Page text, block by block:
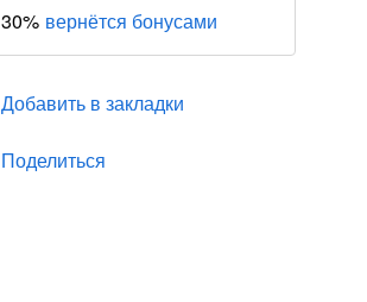
30% вернётся бонусами
Добавить в закладки
Поделиться